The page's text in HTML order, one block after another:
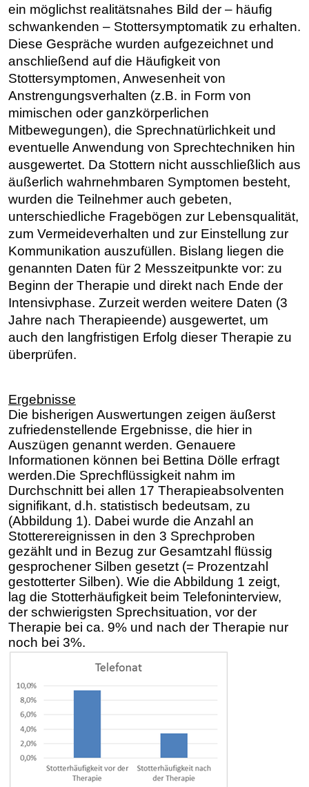
ein möglichst realitätsnahes Bild der – häufig
schwankenden – Stottersymptomatik zu erhalten.
Diese Gespräche wurden aufgezeichnet und
anschließend auf die Häufigkeit von
Stottersymptomen, Anwesenheit von
Anstrengungsverhalten (z.B. in Form von
mimischen oder ganzkörperlichen
Mitbewegungen), die Sprechnatürlichkeit und
eventuelle Anwendung von Sprechtechniken hin
ausgewertet. Da Stottern nicht ausschließlich aus
äußerlich wahrnehmbaren Symptomen besteht,
wurden die Teilnehmer auch gebeten,
unterschiedliche Fragebögen zur Lebensqualität,
zum Vermeideverhalten und zur Einstellung zur
Kommunikation auszufüllen. Bislang liegen die
genannten Daten für 2 Messzeitpunkte vor: zu
Beginn der Therapie und direkt nach Ende der
Intensivphase. Zurzeit werden weitere Daten (3
Jahre nach Therapieende) ausgewertet, um
auch den langfristigen Erfolg dieser Therapie zu
überprüfen.
Ergebnisse
Die bisherigen Auswertungen zeigen äußerst
zufriedenstellende Ergebnisse, die hier in
Auszügen genannt werden. Genauere
Informationen können bei Bettina Dölle erfragt
werden.Die Sprechflüssigkeit nahm im
Durchschnitt bei allen 17 Therapieabsolventen
signifikant, d.h. statistisch bedeutsam, zu
(Abbildung 1). Dabei wurde die Anzahl an
Stotterereignissen in den 3 Sprechproben
gezählt und in Bezug zur Gesamtzahl flüssig
gesprochener Silben gesetzt (= Prozentzahl
gestotterter Silben). Wie die Abbildung 1 zeigt,
lag die Stotterhäufigkeit beim Telefoninterview,
der schwierigsten Sprechsituation, vor der
Therapie bei ca. 9% und nach der Therapie nur
noch bei 3%.